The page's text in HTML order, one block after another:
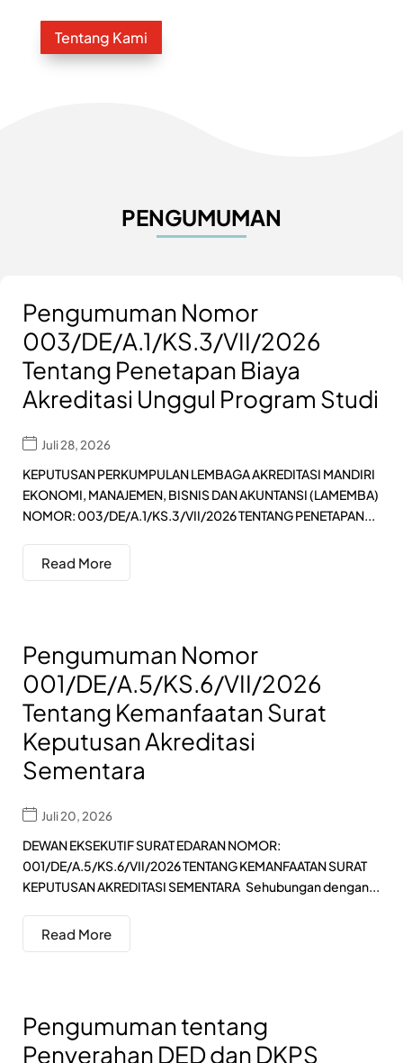
Tentang Kami
PENGUMUMAN
Pengumuman Nomor
003/DE/A.1/KS.3/VII/2026
Tentang Penetapan Biaya
Akreditasi Unggul Program Studi
Juli 28, 2026
KEPUTUSAN PERKUMPULAN LEMBAGA AKREDITASI MANDIRI
EKONOMI, MANAJEMEN, BISNIS DAN AKUNTANSI (LAMEMBA)
NOMOR: 003/DE/A.1/KS.3/VII/2026 TENTANG PENETAPAN...
Read More
Pengumuman Nomor
001/DE/A.5/KS.6/VII/2026
Tentang Kemanfaatan Surat
Keputusan Akreditasi
Sementara
Juli 20, 2026
DEWAN EKSEKUTIF SURAT EDARAN NOMOR:
001/DE/A.5/KS.6/VII/2026 TENTANG KEMANFAATAN SURAT
KEPUTUSAN AKREDITASI SEMENTARA Sehubungan dengan...
Read More
Pengumuman tentang
Penyerahan DED dan DKPS